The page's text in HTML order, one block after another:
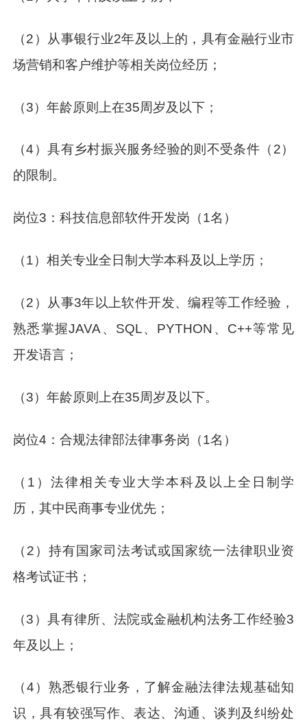
（2）从事银行业2年及以上的，具有金融行业市
场营销和客户维护等相关岗位经历；
（3）年龄原则上在35周岁及以下；
（4）具有乡村振兴服务经验的则不受条件（2）
的限制。
岗位3：科技信息部软件开发岗（1名）
（1）相关专业全日制大学本科及以上学历；
（2）从事3年以上软件开发、编程等工作经验，
熟悉掌握JAVA、SQL、PYTHON、C++等常见
开发语言；
（3）年龄原则上在35周岁及以下。
岗位4：合规法律部法律事务岗（1名）
（1）法律相关专业大学本科及以上全日制学
历，其中民商事专业优先；
（2）持有国家司法考试或国家统一法律职业资
格考试证书；
（3）具有律所、法院或金融机构法务工作经验3
年及以上；
（4）熟悉银行业务，了解金融法律法规基础知
识，具有较强写作、表达、沟通、谈判及纠纷处